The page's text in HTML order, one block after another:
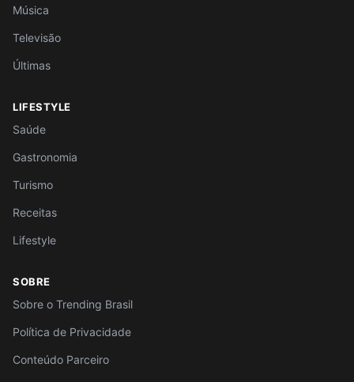
Música
Televisão
Últimas
LIFESTYLE
Saúde
Gastronomia
Turismo
Receitas
Lifestyle
SOBRE
Sobre o Trending Brasil
Política de Privacidade
Conteúdo Parceiro